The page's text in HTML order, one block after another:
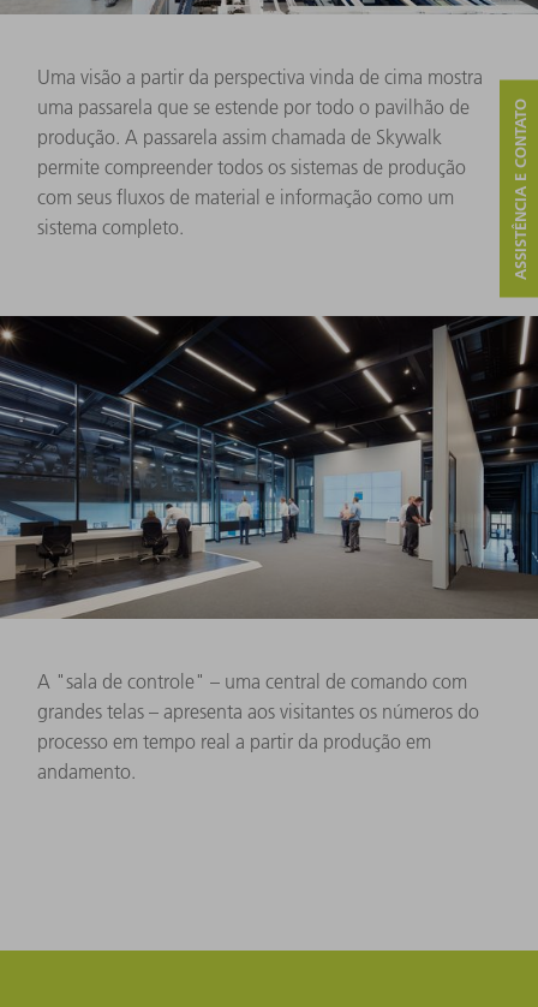
Uma visão a partir da perspectiva vinda de cima mostra
uma passarela que se estende por todo o pavilhão de
produção. A passarela assim chamada de Skywalk
permite compreender todos os sistemas de produção
com seus fluxos de material e informação como um
sistema completo.
A "sala de controle" – uma central de comando com
grandes telas – apresenta aos visitantes os números do
processo em tempo real a partir da produção em
andamento.
ASSISTÊNCIA E CONTATO